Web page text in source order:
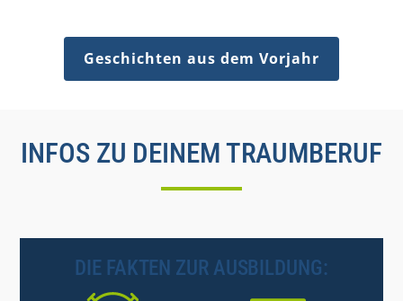
Geschichten aus dem Vorjahr
INFOS ZU DEINEM TRAUMBERUF
DIE FAKTEN ZUR AUSBILDUNG: